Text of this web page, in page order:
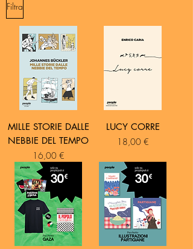
Filtra
MILLE STORIE DALLE
NEBBIE DEL TEMPO
Prezzo
16,00 €
LUCY CORRE
Prezzo
18,00 €